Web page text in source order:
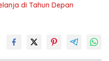
di Tahun Depan